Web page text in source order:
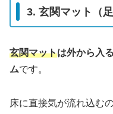
3. 玄関マット（
玄関マットは外から入
ムです。
床に直接気が流れ込む